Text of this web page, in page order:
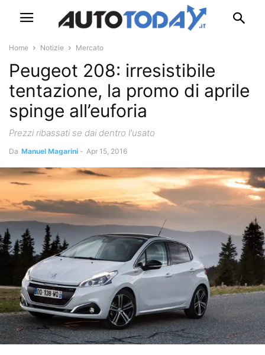
Home Notizie Mercato
Peugeot 208: irresistibile
tentazione, la promo di aprile
spinge all’euforia
Prezzi ribassati se dai dentro l'usato
Da Manuel Magarini - Apr 15, 2016